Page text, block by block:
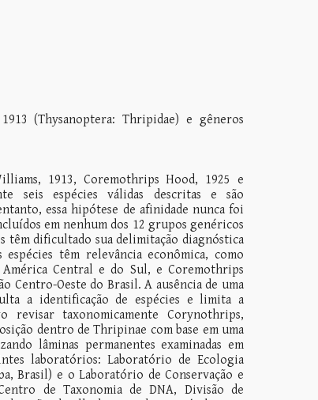
(Thysanoptera: Thripidae) e gêneros
1913, Coremothrips Hood, 1925 e
seis espécies válidas descritas e são
essa hipótese de afinidade nunca foi
em nenhum dos 12 grupos genéricos
têm dificultado sua delimitação diagnóstica
têm relevância econômica, como
América Central e do Sul, e Coremothrips
Centro-Oeste do Brasil. A ausência de uma
a identificação de espécies e limita a
revisar taxonomicamente Corynothrips,
dentro de Thripinae com base em uma
lâminas permanentes examinadas em
laboratórios: Laboratório de Ecologia
Brasil) e o Laboratório de Conservação e
de Taxonomia de DNA, Divisão de